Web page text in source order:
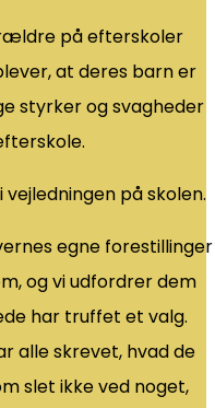
på efterskoler
at deres barn er
styrker og svagheder
på skolen.
egne forestillinger
og vi udfordrer dem
har truffet et valg.
alle skrevet, hvad de
slet ikke ved noget,